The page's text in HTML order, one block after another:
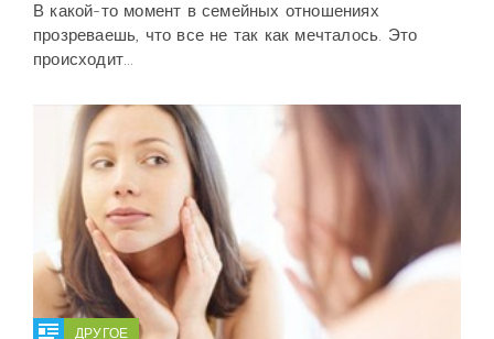
В какой-то момент в семейных отношениях
прозреваешь, что все не так как мечталось. Это
происходит...
ДРУГОЕ